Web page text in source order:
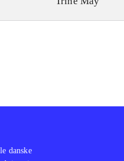
danske